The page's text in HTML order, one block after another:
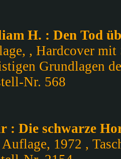
H. : Den Tod
, Hardcover
Grundlagen
Nr. 568
: Die schwarze
1972 ,